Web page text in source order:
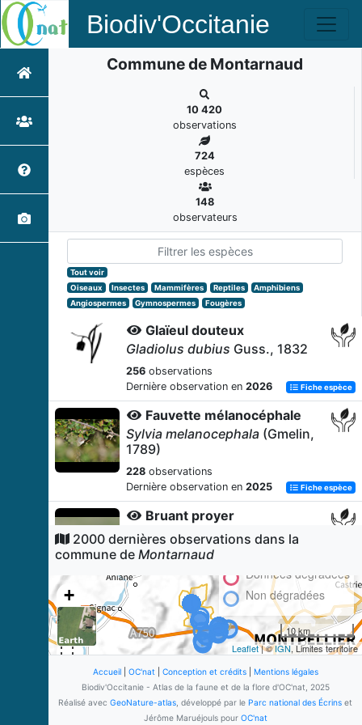
Biodiv'Occitanie
Commune de Montarnaud
10 420
observations
724
espèces
148
observateurs
Tout voir
Oiseaux
Insectes Mammifères Reptiles
Amphibiens
Angiospermes
Gymnospermes Fougères
Glaïeul douteux
Gladiolus dubius Guss., 1832
256 observations
Dernière observation en 2026 Fiche espèce
Fauvette mélanocéphale
Sylvia melanocephala (Gmelin,
1789)
228 observations
Dernière observation en 2025 Fiche espèce
Bruant proyer
Emberiza calandraLinnaeus,
1758
Dernière observation en
2024 Fiche espèce
Moineau soulcie
Petronia petronia(Linnaeus,
1766)
225observations
Dernière observation en2023 Fiche espèce
Étourneau sansonnet
2000 dernières observations dans la
commune de Montarnaud
+
Données dégradées
Non dégradées
10 km
Leaflet| ©IGN, Limites territoire
Accueil| OC'nat| Conception et crédits| Mentions légales
Biodiv'Occitanie - Atlas de la faune et de la flore d'OC'nat, 2025
Réalisé avec GeoNature-atlas , développé par le Parc national des Écrins et
Jérôme Maruéjouls pour OC'nat